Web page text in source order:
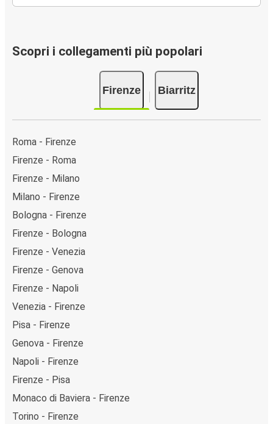
Scopri i collegamenti più popolari
Firenze Biarritz
Roma - Firenze
Firenze - Roma
Firenze - Milano
Milano - Firenze
Bologna - Firenze
Firenze - Bologna
Firenze - Venezia
Firenze - Genova
Firenze - Napoli
Venezia - Firenze
Pisa - Firenze
Genova - Firenze
Napoli - Firenze
Firenze - Pisa
Monaco di Baviera - Firenze
Torino - Firenze